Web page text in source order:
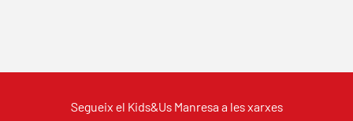
Segueix el Kids&Us Manresa a les xarxes